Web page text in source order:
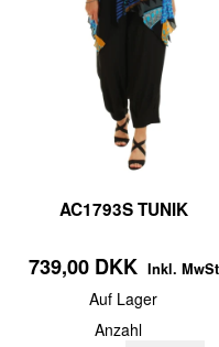
AC1793S TUNIK
739,00 DKK Inkl. MwSt
Auf Lager
Anzahl